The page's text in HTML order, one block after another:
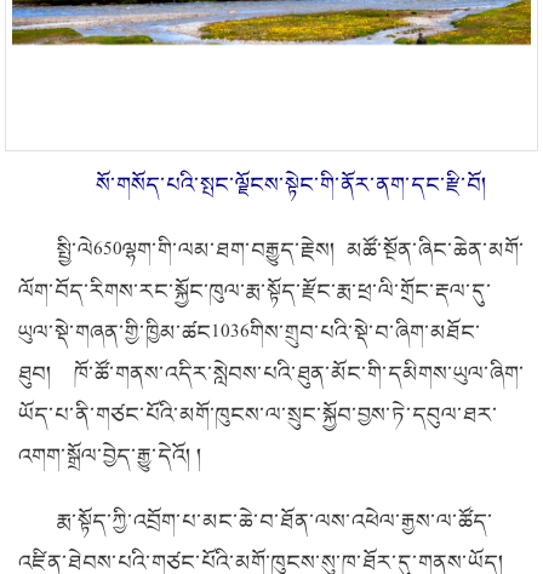
སོ་གསོད་པའི་སྤང་ལྗོངས་སྟེང་གི་ནོར་ནག་དང་རྫི་བོ།
སྤྱི་ལེ650ལྷག་གི་ལམ་ཐག་བརྒྱུད་རྗེས། མཚོ་སྔོན་ཞིང་ཆེན་མགོ་
ལོག་བོད་རིགས་རང་སྐྱོང་ཁུལ་རྨ་སྟོད་རྫོང་རྨ་ཕྲ་ལི་གྲོང་རྡལ་དུ་
ཡུལ་སྡེ་གཞན་གྱི་ཁྱིམ་ཚང1036གིས་གྲུབ་པའི་སྡེ་བ་ཞིག་མཐོང་
ཐུབ། ཁོ་ཚོ་གནས་འདིར་སླེབས་པའི་ཐུན་མོང་གི་དམིགས་ཡུལ་ཞིག་
ཡོད་པ་ནི་གཙང་པོའི་མགོ་ཁུངས་ལ་སྲུང་སྐྱོབ་བྱས་ཏེ་དབུལ་ཐར་
འགག་སྒྲོལ་བྱེད་རྒྱུ་དེའོ། །
རྨ་སྟོད་ཀྱི་འབྲོག་པ་མང་ཆེ་བ་ཐོན་ལས་འཕེལ་རྒྱས་ལ་ཚོད་
འཛིན་ཐེབས་པའི་གཙང་པོའི་མགོ་ཁུངས་སུ་ཁ་ཐོར་དུ་གནས་ཡོད།